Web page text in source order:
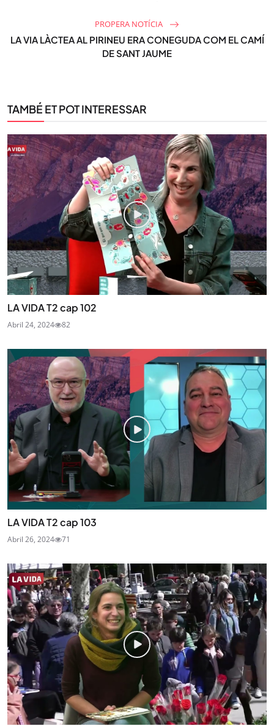
PROPERA NOTÍCIA
LA VIA LÀCTEA AL PIRINEU ERA CONEGUDA COM EL CAMÍ
DE SANT JAUME
TAMBÉ ET POT INTERESSAR
LA VIDA T2 cap 102
Abril 24, 2024 82
LA VIDA T2 cap 103
Abril 26, 2024 71